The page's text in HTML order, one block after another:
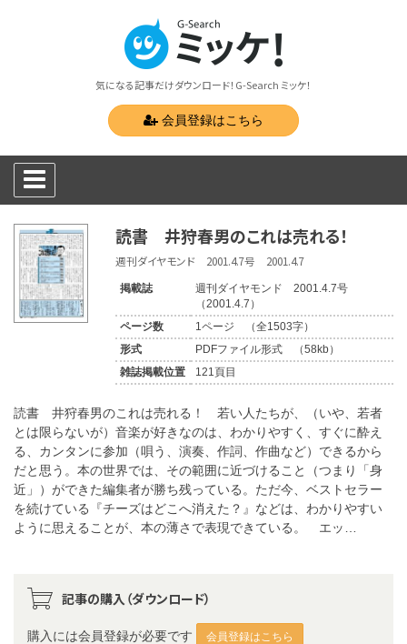
気になる記事だけダウンロード！G-Search ミッケ！
会員登録はこちら
読書 井狩春男のこれは売れる！
週刊ダイヤモンド 2001.4.7号 2001.4.7
掲載誌
週刊ダイヤモンド 2001.4.7号
（2001.4.7）
ページ数
1ページ （全1503字）
形式
PDFファイル形式 （58kb）
雑誌掲載位置
121頁目
読書 井狩春男のこれは売れる！ 若い人たちが、（いや、若者
とは限らないが）音楽が好きなのは、わかりやすく、すぐに酔え
る、カンタンに参加（唄う、演奏、作詞、作曲など）できるから
だと思う。本の世界では、その範囲に近づけること（つまり「身
近」）ができた編集者が勝ち残っている。ただ今、ベストセラー
を続けている『チーズはどこへ消えた？』などは、わかりやすい
ように思えることが、本の薄さで表現できている。 エッ…
記事の購入（ダウンロード）
購入には会員登録が必要です 会員登録はこちら